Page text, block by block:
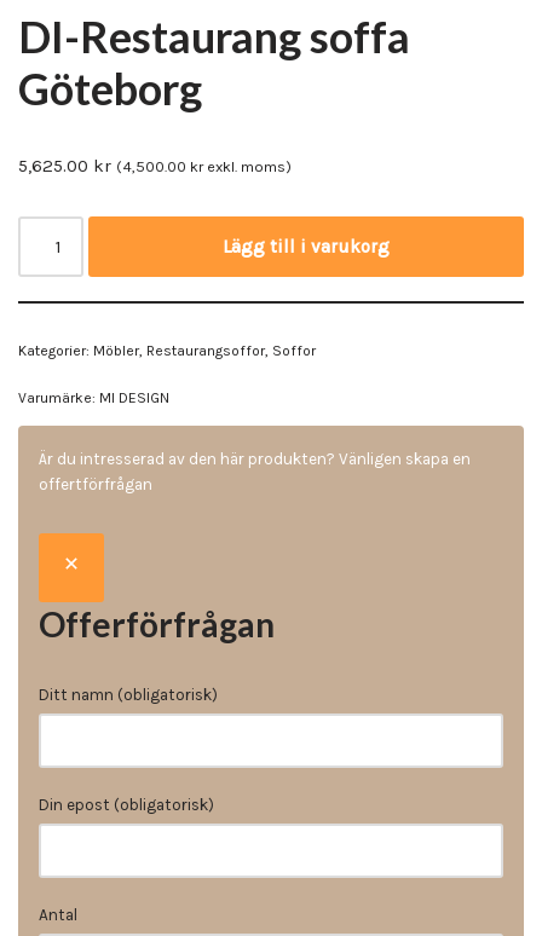
DI-Restaurang soffa
Göteborg
5,625.00 kr (4,500.00 krexkl. moms)
Lägg till i varukorg
Kategorier: Möbler, Restaurangsoffor, Soffor
Varumärke: MI DESIGN
Är du intresserad av den här produkten? Vänligen skapa en
offertförfrågan
Offerförfrågan
Ditt namn (obligatorisk)
Din epost (obligatorisk)
Antal